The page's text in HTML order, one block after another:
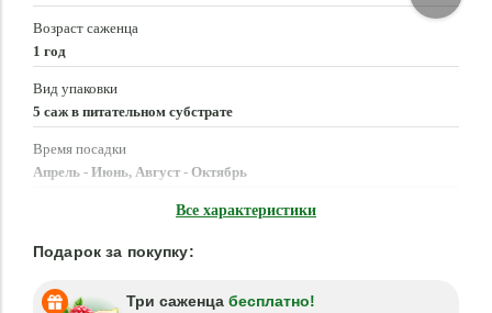
Возраст саженца
1 год
Вид упаковки
5 саж в питательном субстрате
Время посадки
Апрель - Июнь, Август - Октябрь
Все характеристики
Подарок за покупку:
Три саженца бесплатно!